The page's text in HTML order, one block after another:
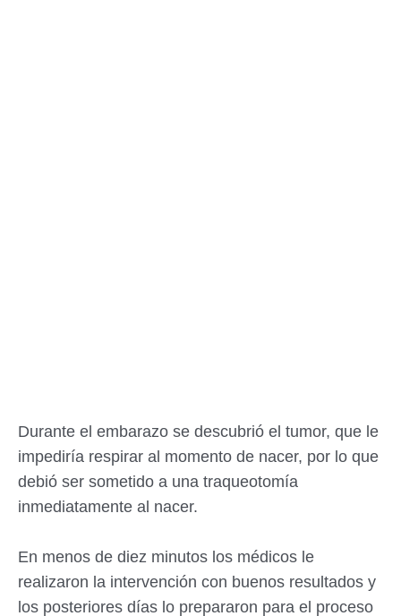
Durante el embarazo se descubrió el tumor, que le
impediría respirar al momento de nacer, por lo que
debió ser sometido a una traqueotomía
inmediatamente al nacer.
En menos de diez minutos los médicos le
realizaron la intervención con buenos resultados y
los posteriores días lo prepararon para el proceso